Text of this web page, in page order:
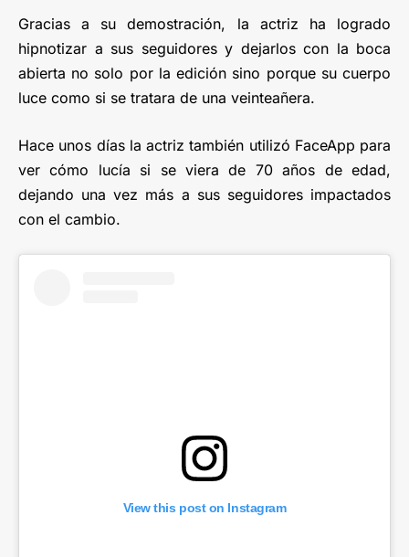
Gracias a su demostración, la actriz ha logrado
hipnotizar a sus seguidores y dejarlos con la boca
abierta no solo por la edición sino porque su cuerpo
luce como si se tratara de una veinteañera.
Hace unos días la actriz también utilizó FaceApp para
ver cómo lucía si se viera de 70 años de edad,
dejando una vez más a sus seguidores impactados
con el cambio.
View this post on Instagram